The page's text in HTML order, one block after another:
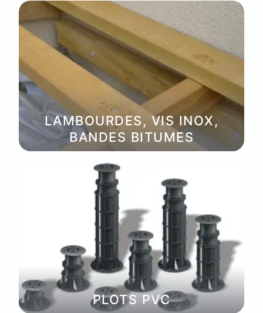
LAMBOURDES, VIS INOX,
BANDES BITUMES
PLOTS PVC